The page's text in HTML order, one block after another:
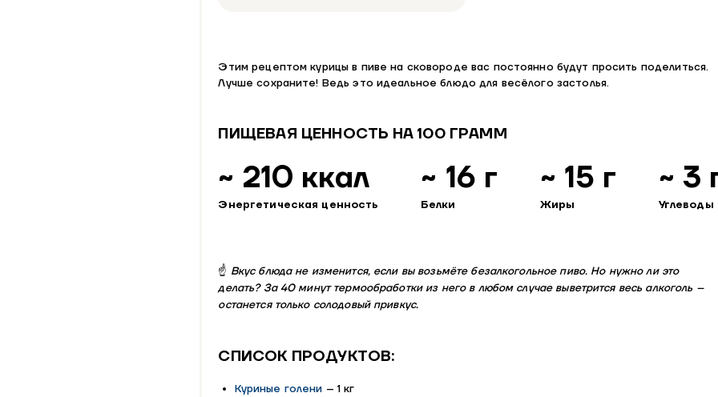
Этим рецептом курицы в пиве на сковороде вас постоянно будут просить поделиться.
Лучше сохраните! Ведь это идеальное блюдо для весёлого застолья.
ПИЩЕВАЯ ЦЕННОСТЬ НА 100 ГРАММ
~ 210 ккал
Энергетическая ценность
~ 16 г
Белки
~ 15 г
Жиры
~ 3
Углеводы
☝ Вкус блюда не изменится, если вы возьмёте безалкогольное пиво. Но нужно ли это
делать? За 40 минут термообработки из него в любом случае выветрится весь алкоголь –
останется только солодовый привкус.
СПИСОК ПРОДУКТОВ:
Куриные голени – 1 кг